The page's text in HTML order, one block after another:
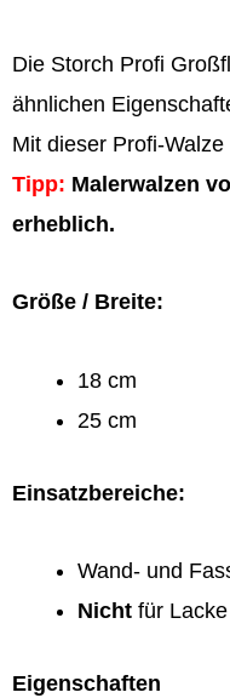
Die Storch Profi
ähnlichen
Mit dieser Profi-
Tipp: Malerwalzen
erheblich.
Größe / Breite:
18 cm
25 cm
Einsatzbereiche:
Wand- und
Nicht für
Eigenschaften